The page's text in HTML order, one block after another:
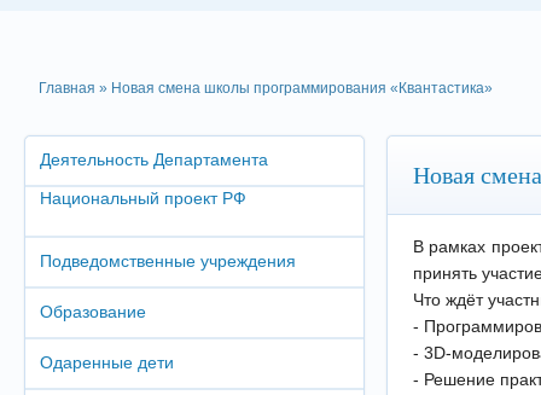
Деятельность Департамента
Национальный проект РФ
Подведомственные учреждения
Образование
Одаренные дети
Главная » Новая смена школы программирования «Квантастика»
Новая
В рамках
принять
Что ждёт
-
- 3D-
- Решение